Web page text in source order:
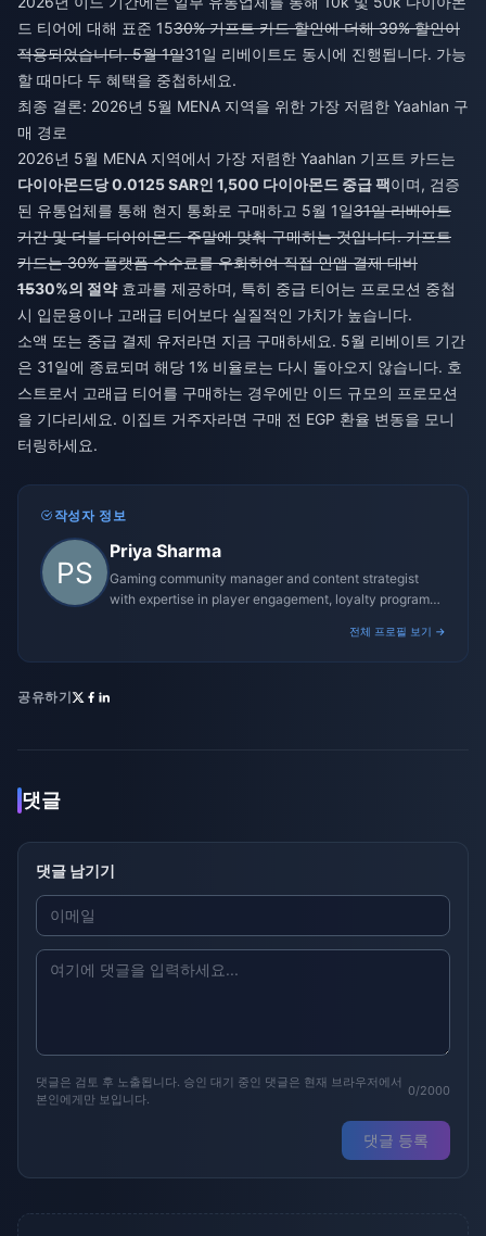
드 티어에 대해 표준 1530% 기프트 카드 할인에 더해 39% 할인이
적용되었습니다. 5월 1일31일 리베이트도 동시에 진행됩니다. 가능
할 때마다 두 혜택을 중첩하세요.
최종 결론: 2026년 5월 MENA 지역을 위한 가장 저렴한 Yaahlan 구
매 경로
2026년 5월 MENA 지역에서 가장 저렴한 Yaahlan 기프트 카드는
다이아몬드당 0.0125 SAR인 1,500 다이아몬드 중급 팩이며, 검증
된 유통업체를 통해 현지 통화로 구매하고 5월 1일31일 리베이트
기간 및 더블 다이아몬드 주말에 맞춰 구매하는 것입니다. 기프트
카드는 30% 플랫폼 수수료를 우회하여 직접 인앱 결제 대비
1530%의 절약효과를 제공하며, 특히 중급 티어는 프로모션 중첩
시 입문용이나 고래급 티어보다 실질적인 가치가 높습니다.
소액 또는 중급 결제 유저라면 지금 구매하세요. 5월 리베이트 기간
은 31일에 종료되며 해당 1% 비율로는 다시 돌아오지 않습니다. 호
스트로서 고래급 티어를 구매하는 경우에만 이드 규모의 프로모션
을 기다리세요. 이집트 거주자라면 구매 전 EGP 환율 변동을 모니
터링하세요.
작성자 정보
Priya Sharma
Gaming community manager and content strategist
with expertise in player engagement, loyalty programs,
전체 프로필 보기 →
공유하기
댓글
댓글 남기기
댓글은 검토 후 노출됩니다. 승인 대기 중인 댓글은 현재 브라우저에서
본인에게만 보입니다.
0/2000
댓글 등록